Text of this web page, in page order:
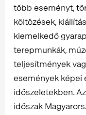
több eseményt,
költözések,
kiemelkedő
terepmunkák,
teljesítmények
események képei
időszeletekben.
időszak